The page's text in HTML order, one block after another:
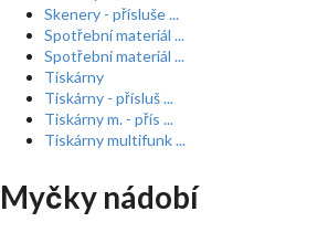
Skenery - přísluše ...
Spotřební materiál ...
Spotřební materiál ...
Tiskárny
Tiskárny - přísluš ...
Tiskárny m. - přís ...
Tiskárny multifunk ...
Myčky nádobí